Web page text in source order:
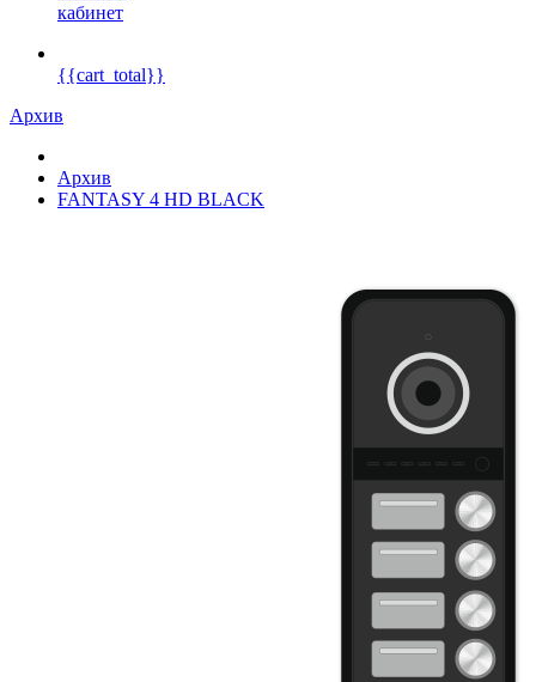
кабинет
{{cart_total}}
Архив
Архив
FANTASY 4 HD BLACK